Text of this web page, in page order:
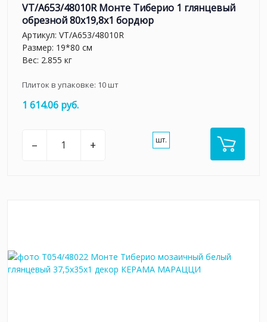
VT/A653/48010R Монте Тиберио 1 глянцевый
обрезной 80x19,8x1 бордюр
Артикул: VT/A653/48010R
Размер: 19*80 см
Вес: 2.855 кг
Плиток в упаковке: 10шт
1 614.06 руб.
– + шт.